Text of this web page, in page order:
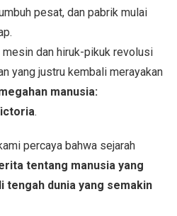
pesat, dan pabrik mulai
mesin dan hiruk-pikuk revolusi
yang justru kembali merayakan
manusia:
.
percaya bahwa sejarah
tentang manusia yang
tengah dunia yang semakin